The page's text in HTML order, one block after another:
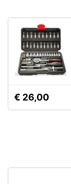
Brico
e
Giardinaggio
Salute
e
Beauty
Prima
€ 26,00